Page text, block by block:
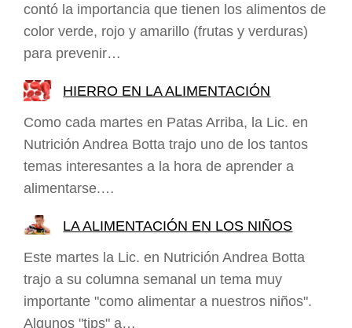
contó la importancia que tienen los alimentos de
color verde, rojo y amarillo (frutas y verduras)
para prevenir…
HIERRO EN LA ALIMENTACIÓN
Como cada martes en Patas Arriba, la Lic. en
Nutrición Andrea Botta trajo uno de los tantos
temas interesantes a la hora de aprender a
alimentarse.…
LA ALIMENTACIÓN EN LOS NIÑOS
Este martes la Lic. en Nutrición Andrea Botta
trajo a su columna semanal un tema muy
importante "como alimentar a nuestros niños".
Algunos "tips" a…